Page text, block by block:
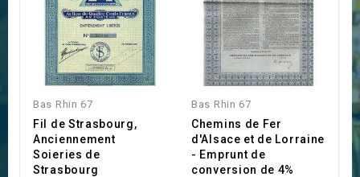
Bas Rhin 67
Fil de Strasbourg,
Anciennement
Soieries de
Strasbourg
Bas Rhin 67
Chemins de Fer
d'Alsace et de Lorraine
- Emprunt de
conversion de 4%